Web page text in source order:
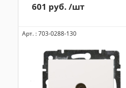
601 руб. /шт
Арт. : 703-0288-130